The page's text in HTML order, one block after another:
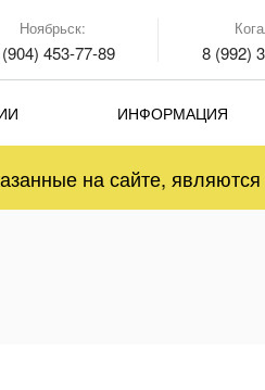
Ноябрьск:
453-77-89 8 (992)
ИНФОРМАЦИЯ
на сайте,